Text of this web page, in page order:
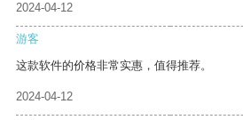
2024-04-12
游客
这款软件的价格非常实惠，值得推荐。
2024-04-12